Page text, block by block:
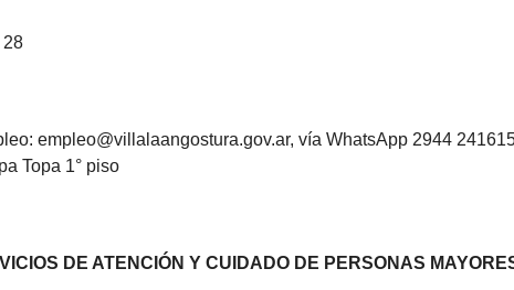
28
empleo@villalaangostura.gov.ar, vía WhatsApp 2944
Topa 1° piso
DE ATENCIÓN Y CUIDADO DE PERSONAS